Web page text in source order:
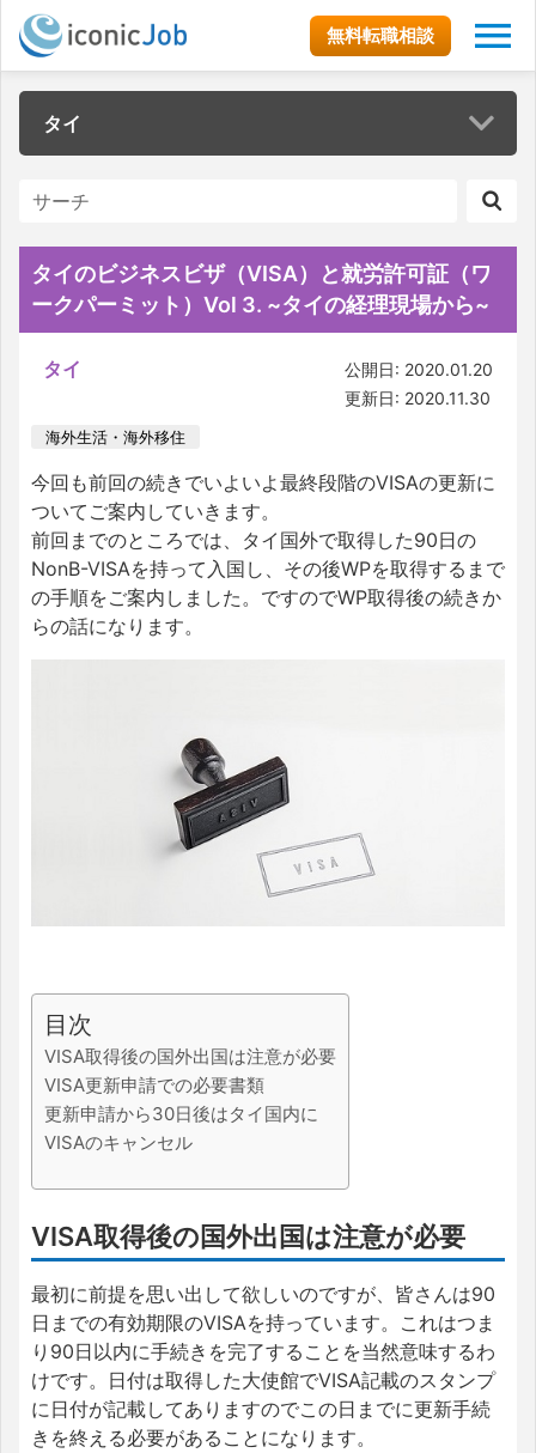
無料転職相談
タイ
タイのビジネスビザ（VISA）と就労許可証（ワ
ークパーミット）Vol 3. ~タイの経理現場から~
タイ
公開日: 2020.01.20
更新日: 2020.11.30
海外生活・海外移住
今回も前回の続きでいよいよ最終段階のVISAの更新に
ついてご案内していきます。
前回までのところでは、タイ国外で取得した90日の
NonB-VISAを持って入国し、その後WPを取得するまで
の手順をご案内しました。ですのでWP取得後の続きか
らの話になります。
目次
VISA取得後の国外出国は注意が必要
VISA更新申請での必要書類
更新申請から30日後はタイ国内に
VISAのキャンセル
VISA取得後の国外出国は注意が必要
最初に前提を思い出して欲しいのですが、皆さんは90
日までの有効期限のVISAを持っています。これはつま
り90日以内に手続きを完了することを当然意味するわ
けです。日付は取得した大使館でVISA記載のスタンプ
に日付が記載してありますのでこの日までに更新手続
きを終える必要があることになります。